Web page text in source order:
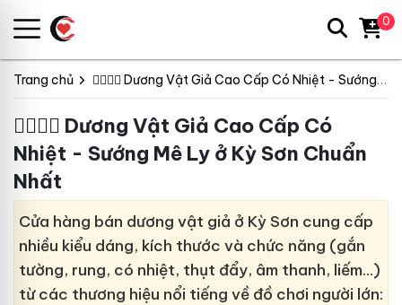
Trang chủ 👩‍❤️‍💋‍👨 Dương Vật Giả Cao Cấp Có Nhiệt - Sướng Mê Ly
👩‍❤️‍💋‍👨 Dương Vật Giả Cao Cấp Có
Nhiệt - Sướng Mê Ly ở Kỳ Sơn Chuẩn
Nhất
Cửa hàng bán dương vật giả ở Kỳ Sơn cung cấp
nhiều kiểu dáng, kích thước và chức năng (gắn
tường, rung, có nhiệt, thụt đẩy, âm thanh, liếm…)
từ các thương hiệu nổi tiếng về đồ chơi người lớn:
0